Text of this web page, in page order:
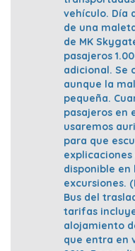
vehículo. Día
de una
de MK
pasajeros
adicional. Se
aunque la
pequeña.
pasajeros en
usaremos
para que
disponible en
excursiones.
Bus del
tarifas
alojamiento
que entra en